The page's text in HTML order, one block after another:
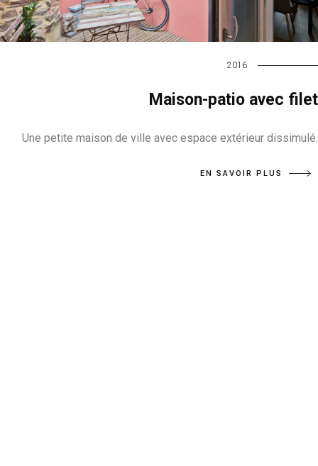
2016
Maison-patio avec filet
Une petite maison de ville avec espace extérieur dissimulé.
EN SAVOIR PLUS